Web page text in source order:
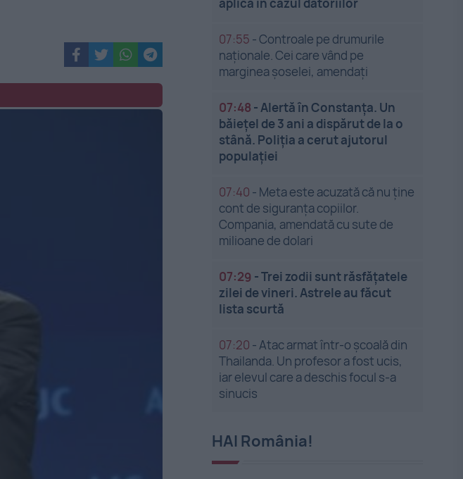
07:55 -Controale pe drumurile
naționale. Cei care vând pe
marginea șoselei, amendați
07:48 -Alertă în Constanța. Un
băiețel de 3 ani a dispărut de la o
stână. Poliția a cerut ajutorul
populației
07:40 - Meta este acuzată că nu ține
cont de siguranța copiilor.
Compania, amendată cu sute de
milioane de dolari
07:29 -Trei zodii sunt răsfățatele
zilei de vineri. Astrele au făcut
lista scurtă
07:20 -Atac armat într-o școală din
Thailanda. Un profesor a fost ucis,
iar elevul care a deschis focul s-a
sinucis
HAI România!